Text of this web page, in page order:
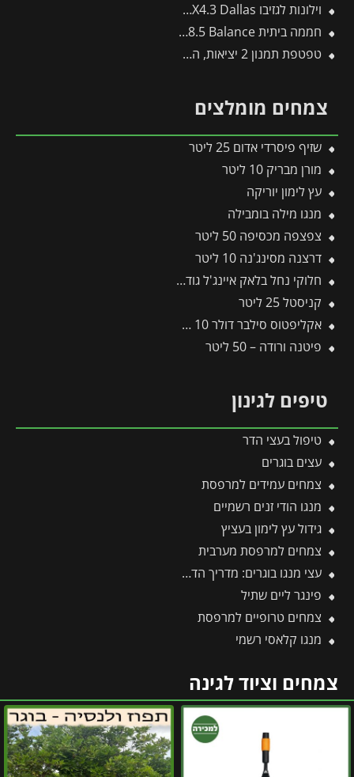
וילונות לגזיבו 4.3X4.3 Dallas מבית פלרם – Canopia
חממה ביתית 3X8.5 Balance מבית פלרם – Canopia
טפטפת תמנון 2 יציאות, השקייה מווסתת + טפטפת 25 ליטר לשעה
צמחים מומלצים
שזיף פיסרדי אדום 25 ליטר
מורן מבריק 10 ליטר
עץ לימון יוריקה
מנגו מילה בומבילה
צפצפה מכסיפה 50 ליטר
דרצנה מסינג'נה 10 ליטר
חלוקי נחל בלאק איינג'ל גודל 4 – שק 20 ק״ג
קניסטל 25 ליטר
אקליפטוס סילבר דולר 10 ליטר
פיטנה ורודה – 50 ליטר
טיפים לגינון
טיפול בעצי הדר
עצים בוגרים
צמחים עמידים למרפסת
מנגו הודי זנים רשמיים
גידול עץ לימון בעציץ
צמחים למרפסת מערבית
עצי מנגו בוגרים: מדריך הדרך המהירה לפירות וצל בגינה
פינגר ליים שתיל
צמחים טרופיים למרפסת
מנגו קלאסי רשמי
צמחים וציוד לגינה